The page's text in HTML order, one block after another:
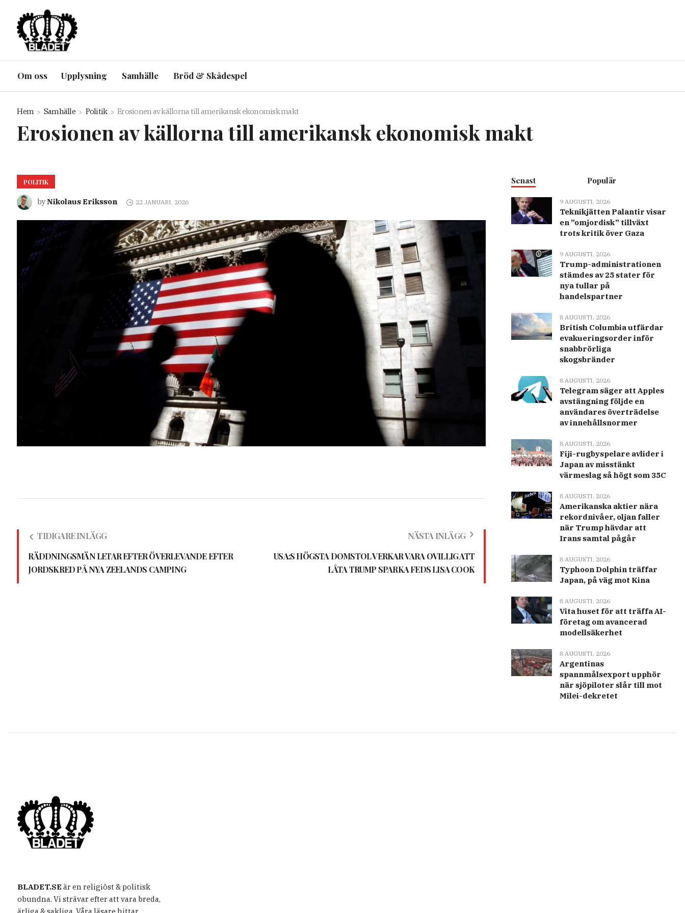
Om oss Upplysning Samhälle Bröd & Skådespel
Hem Samhälle Politik Erosionen av källorna till amerikansk ekonomisk makt
Erosionen av källorna till amerikansk ekonomisk makt
POLITIK
byNikolaus Eriksson 22 JANUARI, 2026
TIDIGARE INLÄGG
RÄDDNINGSMÄN LETAR EFTER ÖVERLEVANDE EFTER
JORDSKRED PÅ NYA ZEELANDS CAMPING
NÄSTA INLÄGG
USA:S HÖGSTA DOMSTOL VERKAR VARA OVILLIG ATT
LÅTA TRUMP SPARKA FEDS LISA COOK
Senast Populär
9 AUGUSTI, 2026
Teknikjätten Palantir visar
en ”omjordisk” tillväxt
trots kritik över Gaza
9 AUGUSTI, 2026
Trump-administrationen
stämdes av 25 stater för
nya tullar på
handelspartner
8 AUGUSTI, 2026
British Columbia utfärdar
evakueringsorder inför
snabbrörliga
skogsbränder
8 AUGUSTI, 2026
Telegram säger att Apples
avstängning följde en
användares överträdelse
av innehållsnormer
8 AUGUSTI, 2026
Fiji-rugbyspelare avlider i
Japan av misstänkt
värmeslag så högt som 35C
8 AUGUSTI, 2026
Amerikanska aktier nära
rekordnivåer, oljan faller
när Trump hävdar att
Irans samtal pågår
8 AUGUSTI, 2026
Typhoon Dolphin träffar
Japan, på väg mot Kina
8 AUGUSTI, 2026
Vita huset för att träffa AI-
företag om avancerad
modellsäkerhet
8 AUGUSTI, 2026
Argentinas
spannmålsexport upphör
när sjöpiloter slår till mot
Milei-dekretet
BLADET.SE är en religiöst & politisk
obundna. Vi strävar efter att vara breda,